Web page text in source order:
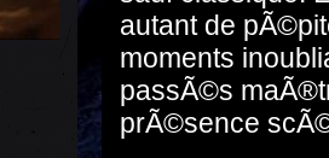
autant de
moments
passÃ©s
prÃ©sence